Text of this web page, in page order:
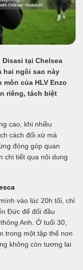
tại Chelsea
hai ngôi sao này
của HLV Enzo
riêng, tách biệt
cao, khi nhiều
cách đối xử mà
đóng góp quan
chi tiết qua nội dung
vào lúc 20h tối, chỉ
Đức để đối đầu
Anh. Ở tuổi 30,
trong một tập thể non
không còn tương lai